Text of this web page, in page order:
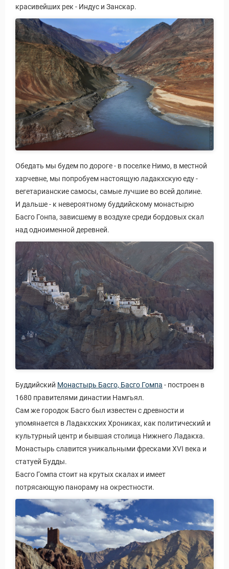
Виза в Индию
красивейших рек - Индус и Занскар.
Обедать мы будем по дороге - в поселке Нимо, в местной
харчевне, мы попробуем настоящую ладакхскую еду -
вегетарианские самосы, самые лучшие во всей долине.
И дальше - к невероятному буддийскому монастырю
Басго Гонпа, зависшему в воздухе среди бордовых скал
над одноименной деревней.
Буддийский Монастырь Басго, Басго Гомпа - построен в
1680 правителями династии Намгьял.
Сам же городок Басго был известен с древности и
упомянается в Ладакхских Хрониках, как политический и
культурный центр и бывшая столица Нижнего Ладакха.
Монастырь славится уникальными фресками XVI века и
статуей Будды.
Басго Гомпа стоит на крутых скалах и имеет
потрясающую панораму на окрестности.